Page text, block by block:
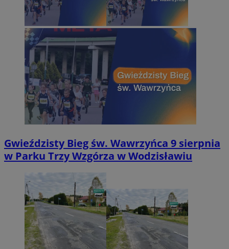
Gwieździsty Bieg św. Wawrzyńca 9 sierpnia
w Parku Trzy Wzgórza w Wodzisławiu